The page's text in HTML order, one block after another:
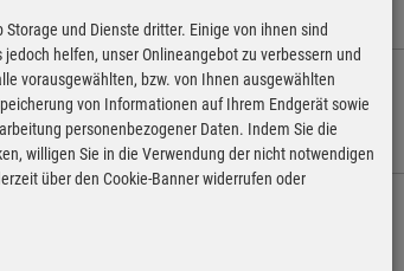
Center
1, 93309 Kelheim
und Dienste dritter. Einige von ihnen sind
helfen, unser Onlineangebot zu verbessern und
vorausgewählten, bzw. von Ihnen ausgewählten
von Informationen auf Ihrem Endgerät sowie
personenbezogener Daten. Indem Sie die
willigen Sie in die Verwendung der nicht notwendigen
über den Cookie-Banner widerrufen oder